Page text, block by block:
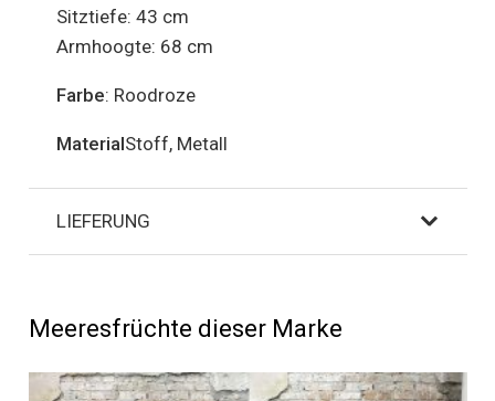
Sitztiefe: 43 cm
Armhoogte: 68 cm
Farbe: Roodroze
MaterialStoff, Metall
LIEFERUNG
Meeresfrüchte dieser Marke